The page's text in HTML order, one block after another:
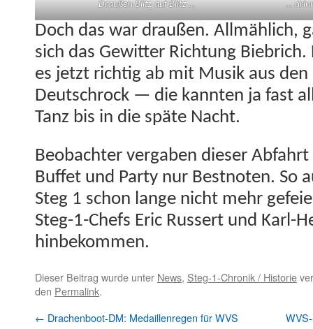
Draußen Blitz auf Blitz … …
Doch das war draußen. Allmäh­lich,
sich das Gewit­ter Rich­tung
es jet­zt richtig ab mit Musik aus
Deutschrock — die kan­nten ja fast
Tanz bis in die späte Nacht.
Beobachter ver­gaben dieser
Buf­fet und Par­ty nur Best­noten. So
Steg 1 schon lange nicht mehr
Steg-1-Chefs Eric Russert und Karl-
hinbekommen.
Dieser Beitrag wurde unter News, Steg-1-Chronik / Historie
den Permalink.
← Drachenboot-DM: Medaillenregen für WVS